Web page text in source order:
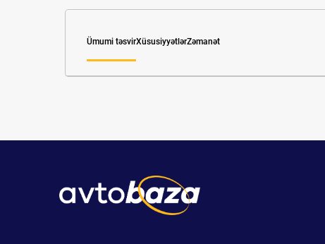
Ümumi təsvirXüsusiyyətlərZəmanət